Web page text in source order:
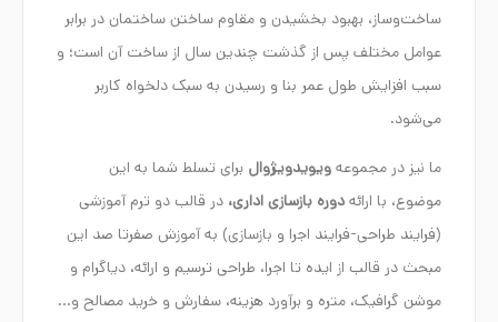
ساخت‌وساز، بهبود بخشیدن و مقاوم ساختن ساختمان در برابر
عوامل مختلف پس از گذشت چندین سال از ساخت آن است؛ و
سبب افزایش طول عمر بنا و رسیدن به سبک دلخواه کاربر
می‌شود.
ما نیز در مجموعهویویدویژوال برای تسلط شما به این
موضوع، با ارائهدوره بازسازی اداری، در قالب دو ترم آموزشی
(فرایند طراحی-فرایند اجرا و بازسازی) به آموزش صفرتا صد این
مبحث در قالب از ایده تا اجرا، طراحی ترسیم و ارائه، دیاگرام و
موشن گرافیک، متره و برآورد هزینه، سفارش و خرید مصالح و…